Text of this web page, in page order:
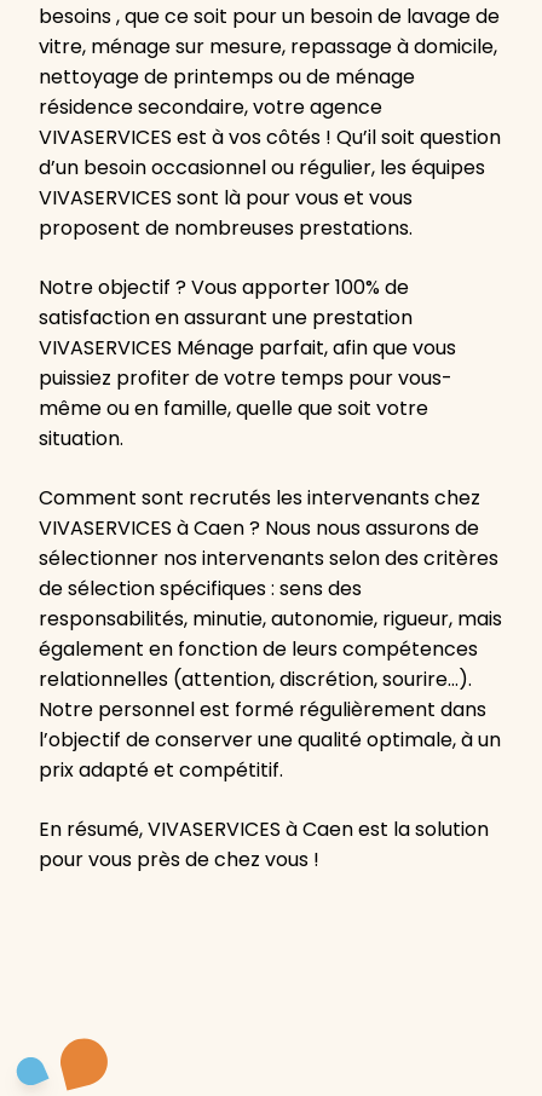
besoins , que ce soit pour un besoin de lavage de
vitre, ménage sur mesure, repassage à domicile,
nettoyage de printemps ou de ménage
résidence secondaire, votre agence
VIVASERVICES est à vos côtés ! Qu’il soit question
d’un besoin occasionnel ou régulier, les équipes
VIVASERVICES sont là pour vous et vous
proposent de nombreuses prestations.
Notre objectif ? Vous apporter 100% de
satisfaction en assurant une prestation
VIVASERVICES Ménage parfait, afin que vous
puissiez profiter de votre temps pour vous-
même ou en famille, quelle que soit votre
situation.
Comment sont recrutés les intervenants chez
VIVASERVICES à Caen ? Nous nous assurons de
sélectionner nos intervenants selon des critères
de sélection spécifiques : sens des
responsabilités, minutie, autonomie, rigueur, mais
également en fonction de leurs compétences
relationnelles (attention, discrétion, sourire…).
Notre personnel est formé régulièrement dans
l’objectif de conserver une qualité optimale, à un
prix adapté et compétitif.
En résumé, VIVASERVICES à Caen est la solution
pour vous près de chez vous !